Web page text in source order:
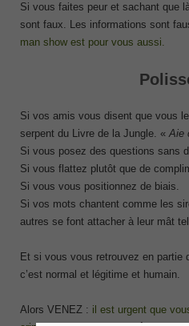
Si vous faites peur et sachant que
sont faux. Les informations sont
man show est pour vous aussi.
Si vos amis vous disent que vous
serpent du Livre de la Jungle. «Aie
Si vous posez des questions sans
Si vous flattez plutôt que de
Si vous vous positionnez de biais.
Si vos mots chantent comme les
autres se font attacher à leur mât
Et si vous vous retrouvez en partie
c’est normal et légitime et humain.
Alors VENEZ : il est urgent que